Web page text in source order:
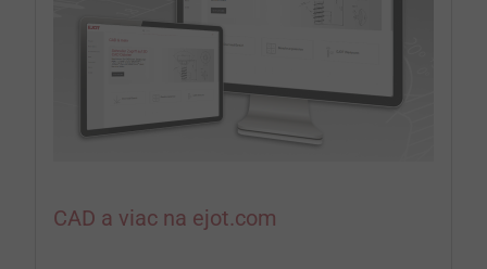
CAD a viac na ejot.com